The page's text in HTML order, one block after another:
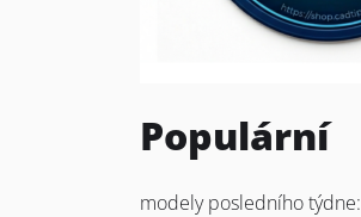
Populární
modely posledního týdne: